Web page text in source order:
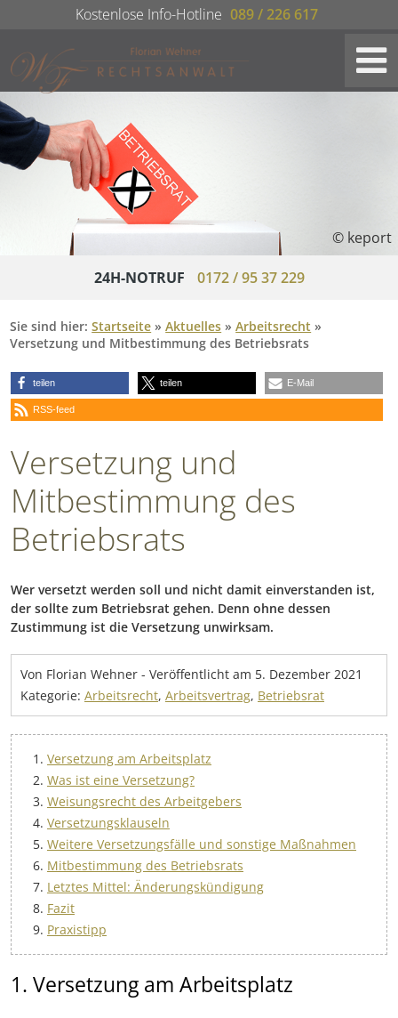
Kostenlose Info-Hotline 089 / 226 617
© keport
24H-NOTRUF 0172 / 95 37 229
Sie sind hier:Startseite »Aktuelles »Arbeitsrecht »
Versetzung und Mitbestimmung des Betriebsrats
teilen teilen E-Mail
RSS-feed
Versetzung und
Mitbestimmung des
Betriebsrats
Wer versetzt werden soll und nicht damit einverstanden ist,
der sollte zum Betriebsrat gehen. Denn ohne dessen
Zustimmung ist die Versetzung unwirksam.
Von Florian Wehner - Veröffentlicht am 5. Dezember 2021
Kategorie: Arbeitsrecht, Arbeitsvertrag, Betriebsrat
Versetzung am Arbeitsplatz
Was ist eine Versetzung?
Weisungsrecht des Arbeitgebers
Versetzungsklauseln
Weitere Versetzungsfälle und sonstige Maßnahmen
Mitbestimmung des Betriebsrats
Letztes Mittel: Änderungskündigung
Fazit
Praxistipp
1. Versetzung am Arbeitsplatz